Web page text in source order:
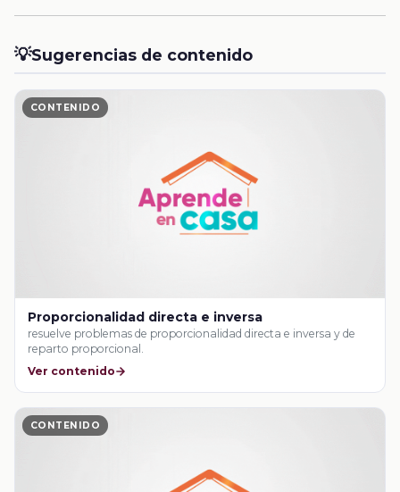
💡Sugerencias de contenido
CONTENIDO
Proporcionalidad directa e inversa
resuelve problemas de proporcionalidad directa e inversa y de
reparto proporcional.
Ver contenido
CONTENIDO